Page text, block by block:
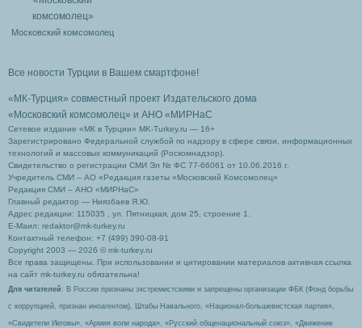
Московский комсомолец
Все новости Турции в Вашем смартфоне!
«МК-Турция» совместный проект Издательского дома
«Московский комсомолец» и АНО «МИРНаС
Сетевое издание «МК в Турции» MK-Turkey.ru — 16+
Зарегистрировано Федеральной службой по надзору в сфере связи, информационных
технологий и массовых коммуникаций (Роскомнадзор).
Свидетельство о регистрации СМИ Эл № ФС 77-66061 от 10.06.2016 г.
Учредитель СМИ – АО «Редакция газеты «Московский Комсомолец»
Редакция СМИ – АНО «МИРНаС»
Главный редактор — Ниязбаев Я.Ю.
Адрес редакции: 115035 , ул. Пятницкая, дом 25, строение 1.
Е-Маил: redaktor@mk-turkey.ru
Контактный телефон: +7 (499) 390-08-91
Copyright 2003 — 2026 © mk-turkey.ru
Все права защищены. При использовании и цитировании материалов активная ссылка
на сайт mk-turkey.ru обязательна!
Для читателей : В России признаны экстремистскими и запрещены организации ФБК (Фонд борьбы
с коррупцией, признан иноагентом), Штабы Навального, «Национал-большевистская партия»,
«Свидетели Иеговы», «Армия воли народа», «Русский общенациональный союз», «Движение